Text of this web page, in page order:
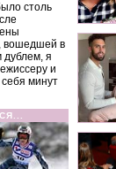
столь
вошедшей в
я
и
минут